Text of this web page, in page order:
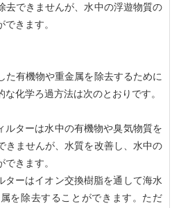
去できませんが、水中の浮遊物質の
きます。
た有機物や重金属を除去するために
化学ろ過方法は次のとおりです。
ルターは水中の有機物や臭気物質を
きませんが、水質を改善し、水中の
きます。
ターはイオン交換樹脂を通して海水
を除去することができます。ただ